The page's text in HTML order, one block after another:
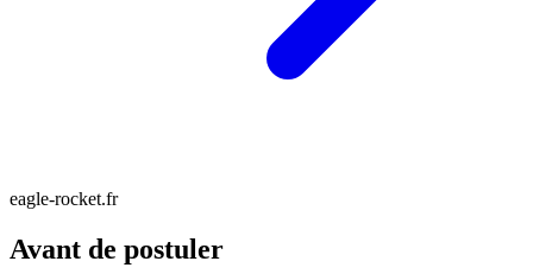
eagle-rocket.fr
Avant de postuler